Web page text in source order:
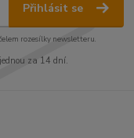
Přihlásit se
rozesílky newsletteru.
za 14 dní.